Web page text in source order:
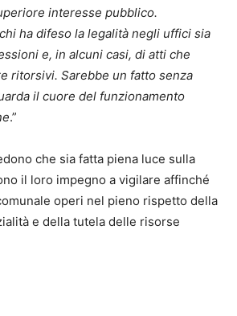
interesse pubblico.
ha difeso la legalità negli uffici sia
e, in alcuni casi, di atti che
ritorsivi. Sarebbe un fatto senza
il cuore del funzionamento
.”
che sia fatta piena luce sulla
il loro impegno a vigilare affinché
operi nel pieno rispetto della
e della tutela delle risorse